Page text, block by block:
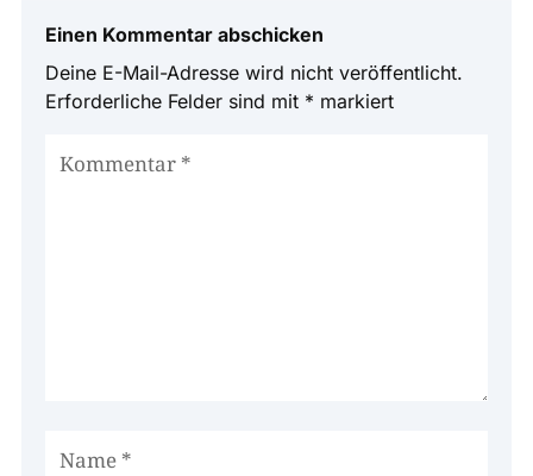
Einen Kommentar abschicken
Deine E-Mail-Adresse wird nicht veröffentlicht.
Erforderliche Felder sind mit * markiert